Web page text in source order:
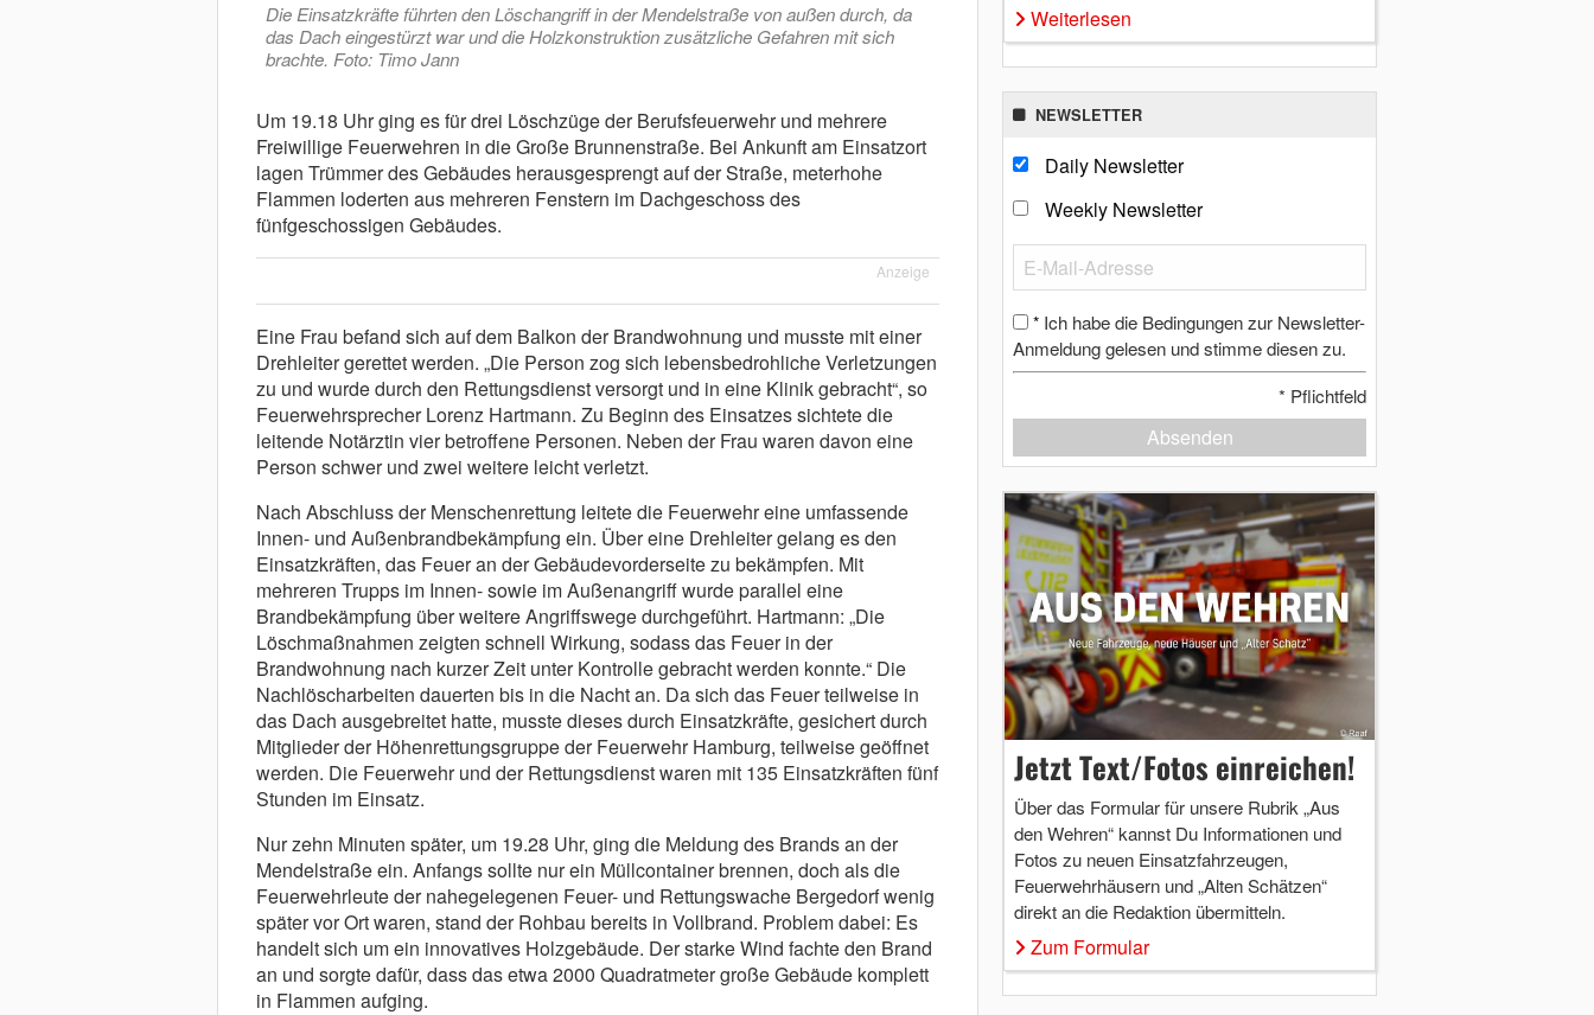
Die Einsatzkräfte führten den Löschangriff in der Mendelstraße von außen durch, da
das Dach eingestürzt war und die Holzkonstruktion zusätzliche Gefahren mit sich
brachte. Foto: Timo Jann
Um 19.18 Uhr ging es für drei Löschzüge der Berufsfeuerwehr und mehrere
Freiwillige Feuerwehren in die Große Brunnenstraße. Bei Ankunft am Einsatzort
lagen Trümmer des Gebäudes herausgesprengt auf der Straße, meterhohe
Flammen loderten aus mehreren Fenstern im Dachgeschoss des
fünfgeschossigen Gebäudes.
Anzeige
Eine Frau befand sich auf dem Balkon der Brandwohnung und musste mit einer
Drehleiter gerettet werden. „Die Person zog sich lebensbedrohliche Verletzungen
zu und wurde durch den Rettungsdienst versorgt und in eine Klinik gebracht“, so
Feuerwehrsprecher Lorenz Hartmann. Zu Beginn des Einsatzes sichtete die
leitende Notärztin vier betroffene Personen. Neben der Frau waren davon eine
Person schwer und zwei weitere leicht verletzt.
Nach Abschluss der Menschenrettung leitete die Feuerwehr eine umfassende
Innen- und Außenbrandbekämpfung ein. Über eine Drehleiter gelang es den
Einsatzkräften, das Feuer an der Gebäudevorderseite zu bekämpfen. Mit
mehreren Trupps im Innen- sowie im Außenangriff wurde parallel eine
Brandbekämpfung über weitere Angriffswege durchgeführt. Hartmann: „Die
Löschmaßnahmen zeigten schnell Wirkung, sodass das Feuer in der
Brandwohnung nach kurzer Zeit unter Kontrolle gebracht werden konnte.“ Die
Nachlöscharbeiten dauerten bis in die Nacht an. Da sich das Feuer teilweise in
das Dach ausgebreitet hatte, musste dieses durch Einsatzkräfte, gesichert durch
Mitglieder der Höhenrettungsgruppe der Feuerwehr Hamburg, teilweise geöffnet
werden. Die Feuerwehr und der Rettungsdienst waren mit 135 Einsatzkräften fünf
Stunden im Einsatz.
Nur zehn Minuten später, um 19.28 Uhr, ging die Meldung des Brands an der
Mendelstraße ein. Anfangs sollte nur ein Müllcontainer brennen, doch als die
Feuerwehrleute der nahegelegenen Feuer- und Rettungswache Bergedorf wenig
später vor Ort waren, stand der Rohbau bereits in Vollbrand. Problem dabei: Es
handelt sich um ein innovatives Holzgebäude. Der starke Wind fachte den Brand
an und sorgte dafür, dass das etwa 2000 Quadratmeter große Gebäude komplett
in Flammen aufging.
Weiterlesen
NEWSLETTER
Daily Newsletter
Weekly Newsletter
* Ich habe die Bedingungen zur Newsletter-
Anmeldung gelesen und stimme diesen zu.
* Pflichtfeld
Absenden
Jetzt Text/Fotos einreichen!
Über das Formular für unsere Rubrik „Aus
den Wehren“ kannst Du Informationen und
Fotos zu neuen Einsatzfahrzeugen,
Feuerwehrhäusern und „Alten Schätzen“
direkt an die Redaktion übermitteln.
Zum Formular